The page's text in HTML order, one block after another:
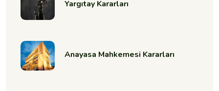
Yargıtay Kararları
Anayasa Mahkemesi Kararları